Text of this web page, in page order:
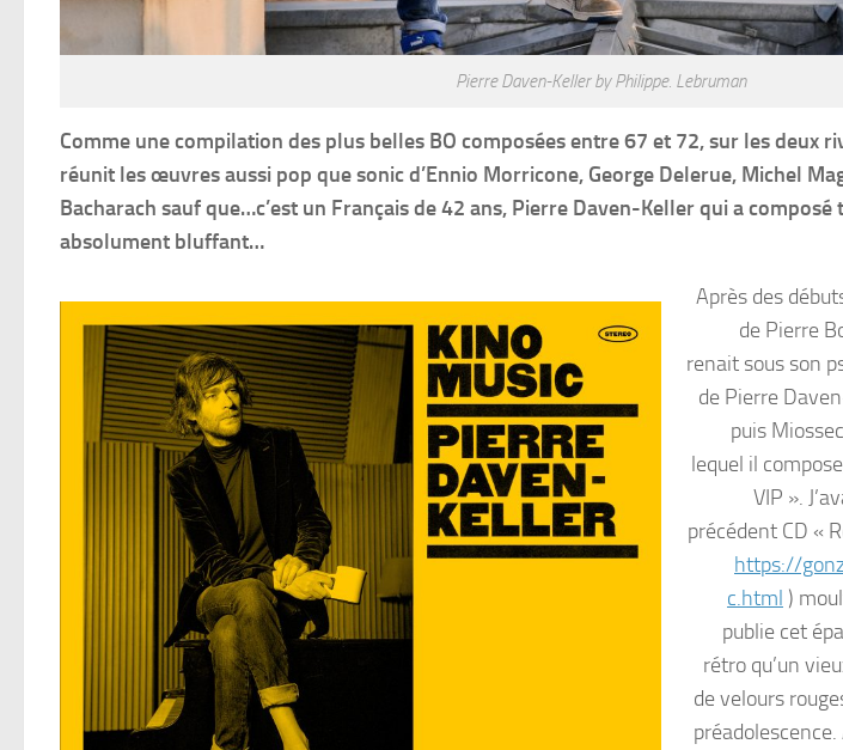
Pierre Daven-Keller by Philippe. Lebruman
Comme une compilation des plus belles BO composées entre 67 et 72, sur les deux
réunit les œuvres aussi pop que sonic d’Ennio Morricone, George Delerue, Michel
Bacharach sauf que…c’est un Français de 42 ans, Pierre Daven-Keller qui a composé
absolument bluffant…
Après des
de Pierre
renait sous son
de Pierre
puis
lequel il
VIP ».
précédent CD «
https://
c.html )
publie cet
rétro qu’un
de velours